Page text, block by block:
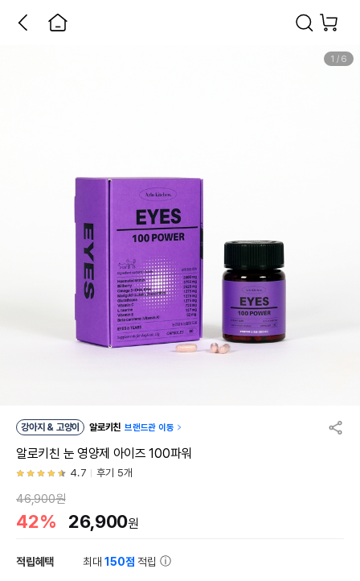
1 / 6
강아지 & 고양이 알로키친 브랜드관 이동
알로키친 눈 영양제 아이즈 100파워
4.7 후기 5개
46,900원
42% 26,900원
적립혜택 최대150점 적립